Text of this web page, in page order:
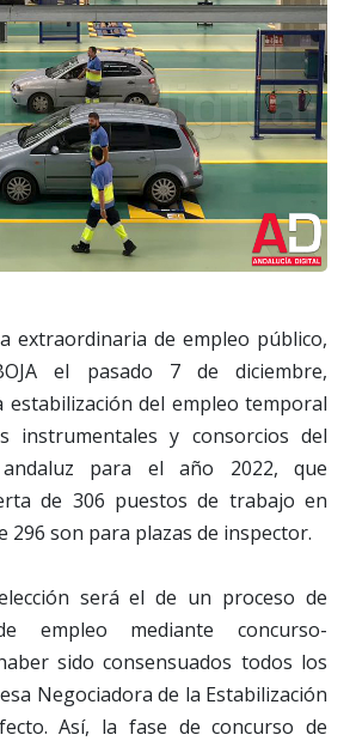
extraordinaria de empleo público,
el pasado 7 de diciembre,
estabilización del empleo temporal
instrumentales y consorcios del
para el año 2022, que
de 306 puestos de trabajo en
296 son para plazas de inspector.
será el de un proceso de
empleo mediante concurso-
sido consensuados todos los
Negociadora de la Estabilización
Así, la fase de concurso de